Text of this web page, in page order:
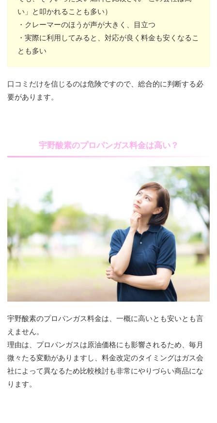
い」と叩かれることも多い）
・クレーマーのほうが声が大きく、目立つ
・実際に利用してみると、対応が良く料金も安くなるこ
とも多い
口コミだけを信じるのは危険ですので、総合的に判断する必
要があります。
宇野酸素のプロパンガス料金は高い？
宇野酸素のプロパンガス料金は、一概に高いとも安いとも言
えません。
理由は、プロパンガスは原油価格にも影響されるため、毎月
微々たる変動がありますし、料金改定のタイミングはガス会
社によって異なるため比較検討も非常にやりづらい商品にな
ります。